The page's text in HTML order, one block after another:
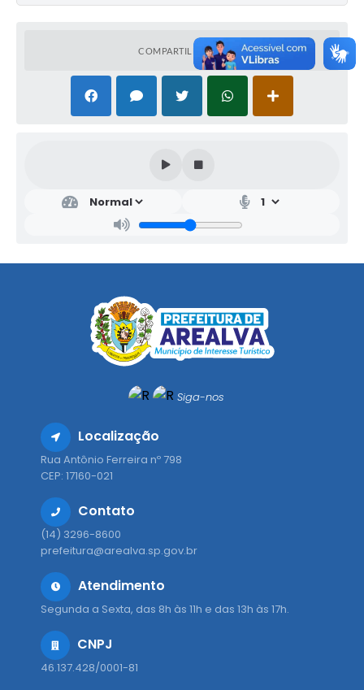
COMPARTILHAR
Siga-nos
Localização
Rua Antônio Ferreira nº 798
CEP: 17160-021
Contato
(14) 3296-8600
prefeitura@arealva.sp.gov.br
Atendimento
Segunda a Sexta, das 8h às 11h e das 13h às 17h.
CNPJ
46.137.428/0001-81